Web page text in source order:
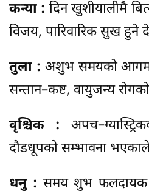
कन्या : दिन खुशीयालीमै
विजय, पारिवारिक सुख हुने
तुला : अशुभ समयको
सन्तान–कष्ट, वायुजन्य
वृश्चिक :
दौडधूपको सम्भावना
धनु : समय शुभ फलदायक